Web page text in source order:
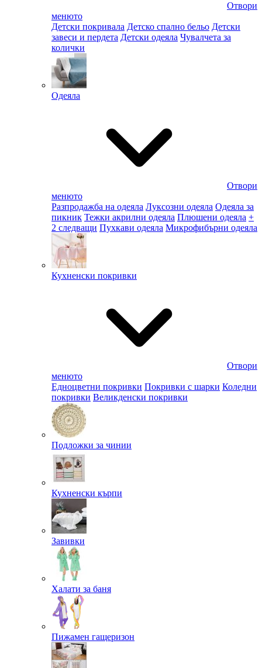
Отвори
менюто
Детски покривала Детско спално бельо Детски
завеси и пердета Детски одеяла Чувалчета за
колички
Одеяла
Отвори
менюто
Разпродажба на одеяла Луксозни одеяла Одеяла за
пикник Тежки акрилни одеяла Плюшени одеяла +
2 следващи Пухкави одеяла Микрофибърни одеяла
Кухненски покривки
Отвори
менюто
Едноцветни покривки Покривки с шарки Коледни
покривки Великденски покривки
Подложки за чинии
Кухненски кърпи
Завивки
Халати за баня
Пижамен гащеризон